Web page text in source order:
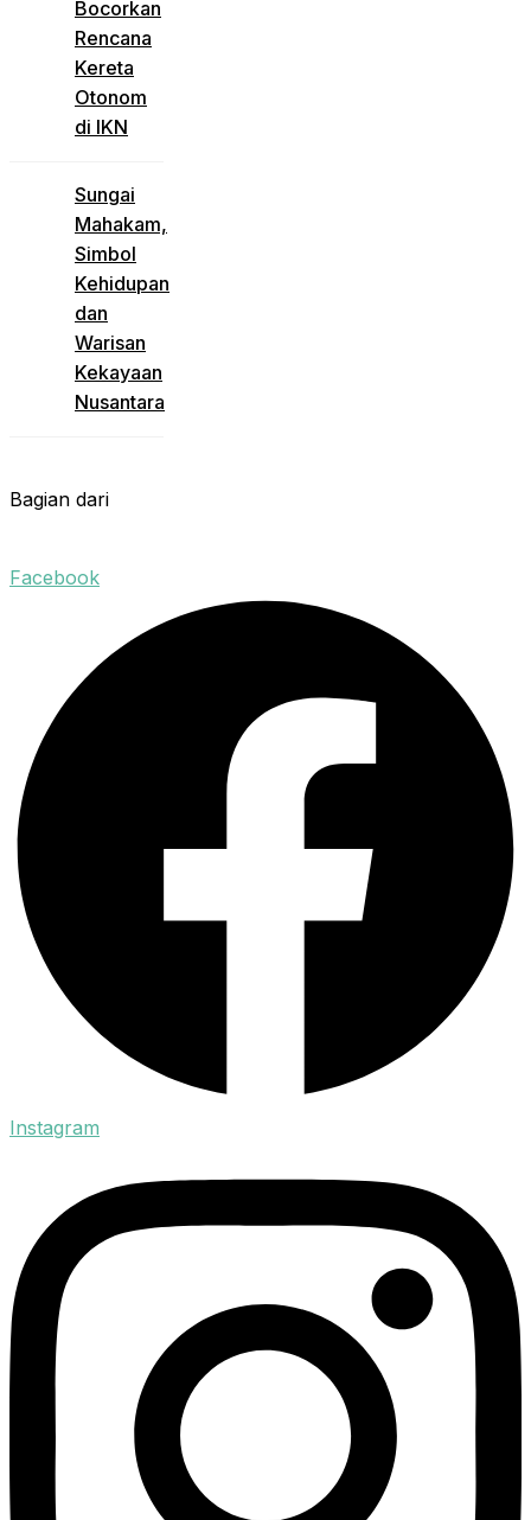
Bocorkan
Rencana
Kereta
Otonom
di IKN
Sungai
Mahakam,
Simbol
Kehidupan
dan
Warisan
Kekayaan
Nusantara
Bagian dari
Facebook
Instagram